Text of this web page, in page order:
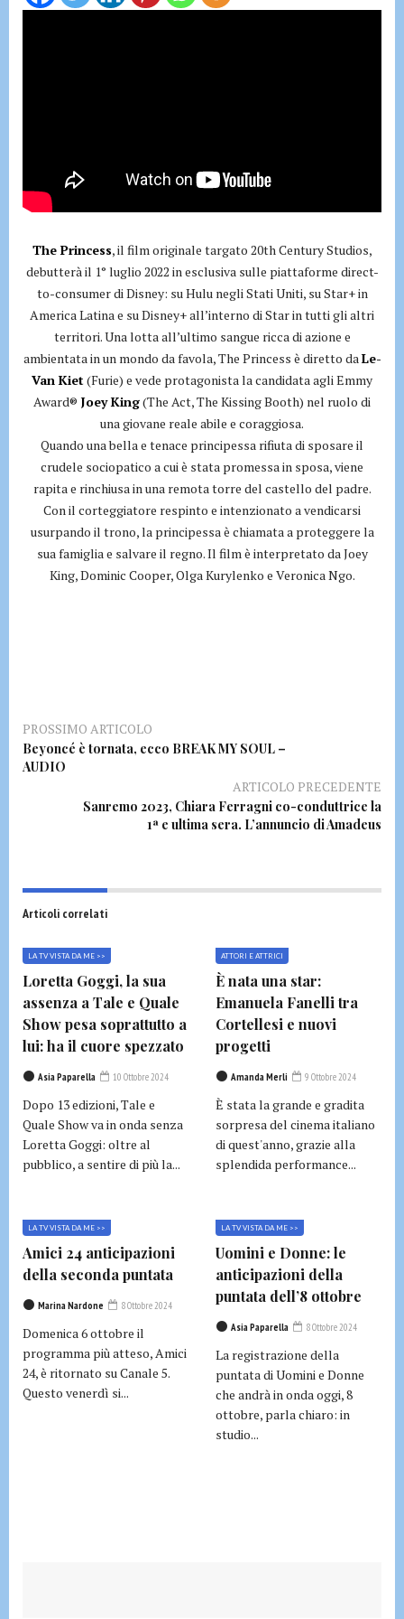
The Princess, il film originale targato 20th Century Studios,
debutterà il 1° luglio 2022 in esclusiva sulle piattaforme direct-
to-consumer di Disney: su Hulu negli Stati Uniti, su Star+ in
America Latina e su Disney+ all’interno di Star in tutti gli altri
territori. Una lotta all’ultimo sangue ricca di azione e
ambientata in un mondo da favola, The Princess è diretto daLe-
Van Kiet(Furie) e vede protagonista la candidata agli Emmy
Award® Joey King(The Act, The Kissing Booth) nel ruolo di
una giovane reale abile e coraggiosa.
Quando una bella e tenace principessa rifiuta di sposare il
crudele sociopatico a cui è stata promessa in sposa, viene
rapita e rinchiusa in una remota torre del castello del padre.
Con il corteggiatore respinto e intenzionato a vendicarsi
usurpando il trono, la principessa è chiamata a proteggere la
sua famiglia e salvare il regno. Il film è interpretato da Joey
King, Dominic Cooper, Olga Kurylenko e Veronica Ngo.
PROSSIMO ARTICOLO
Beyoncé è tornata, ecco BREAK MY SOUL –
AUDIO
ARTICOLO PRECEDENTE
Sanremo 2023, Chiara Ferragni co-conduttrice la
1ª e ultima sera. L’annuncio di Amadeus
Articoli correlati
LA TV VISTA DA ME >>
Loretta Goggi, la sua
assenza a Tale e Quale
Show pesa soprattutto a
lui: ha il cuore spezzato
Asia Paparella 10 Ottobre 2024
Dopo 13 edizioni, Tale e
Quale Show va in onda senza
Loretta Goggi: oltre al
pubblico, a sentire di più la...
ATTORI E ATTRICI
È nata una star:
Emanuela Fanelli tra
Cortellesi e nuovi
progetti
Amanda Merli 9 Ottobre 2024
È stata la grande e gradita
sorpresa del cinema italiano
di quest'anno, grazie alla
splendida performance...
LA TV VISTA DA ME >>
Amici 24 anticipazioni
della seconda puntata
Marina Nardone 8 Ottobre 2024
Domenica 6 ottobre il
programma più atteso, Amici
24, è ritornato su Canale 5.
Questo venerdì si...
LA TV VISTA DA ME >>
Uomini e Donne: le
anticipazioni della
puntata dell’8 ottobre
Asia Paparella 8 Ottobre 2024
La registrazione della
puntata di Uomini e Donne
che andrà in onda oggi, 8
ottobre, parla chiaro: in
studio...